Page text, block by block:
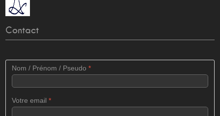
Contact
Nom / Prénom / Pseudo*
Votre email*